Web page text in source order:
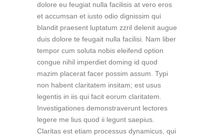
dolore eu feugiat nulla facilisis at vero eros
et accumsan et iusto odio dignissim qui
blandit praesent luptatum zzril delenit augue
duis dolore te feugait nulla facilisi. Nam liber
tempor cum soluta nobis eleifend option
congue nihil imperdiet doming id quod
mazim placerat facer possim assum. Typi
non habent claritatem insitam; est usus
legentis in iis qui facit eorum claritatem.
Investigationes demonstraverunt lectores
legere me lius quod ii legunt saepius.
Claritas est etiam processus dynamicus, qui